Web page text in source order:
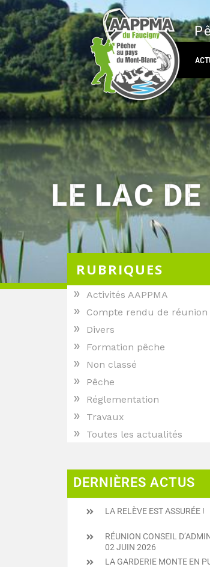
Aller
au
contenu
LE LAC
RUBRIQUES
» Activités AAPPMA
» Compte rendu de réunion
» Divers
» Formation pêche
» Non classé
» Pêche
» Réglementation
» Travaux
» Toutes les actualités
DERNIÈRES ACTUS
LA RELÈVE EST ASSURÉE !
RÉUNION CONSEIL
02 JUIN 2026
LA GARDERIE MONTE EN